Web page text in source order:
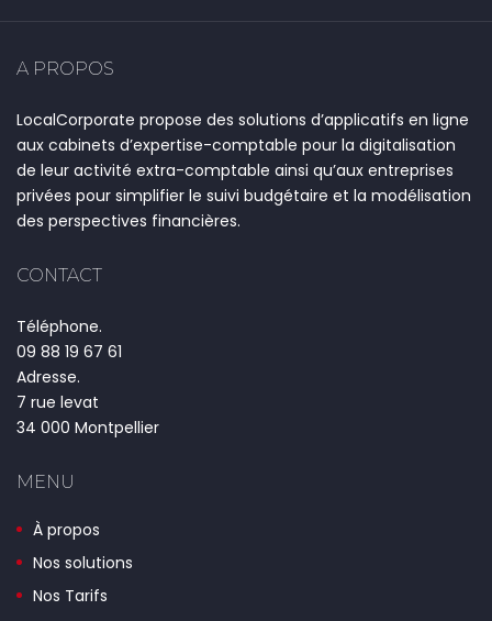
A PROPOS
LocalCorporate propose des solutions d’applicatifs en ligne
aux cabinets d’expertise-comptable pour la digitalisation
de leur activité extra-comptable ainsi qu’aux entreprises
privées pour simplifier le suivi budgétaire et la modélisation
des perspectives financières.
CONTACT
Téléphone.
09 88 19 67 61
Adresse.
7 rue levat
34 000 Montpellier
MENU
À propos
Nos solutions
Nos Tarifs